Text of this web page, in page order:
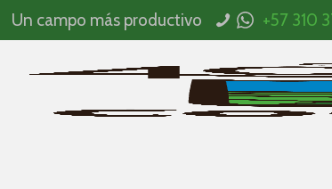
Un campo más productivo +57 310